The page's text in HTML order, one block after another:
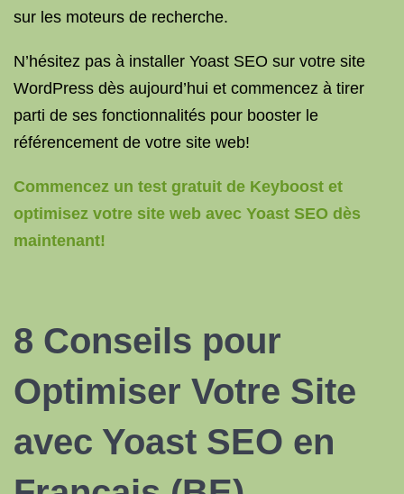
sur les moteurs de recherche.
N’hésitez pas à installer Yoast SEO sur votre site
WordPress dès aujourd’hui et commencez à tirer
parti de ses fonctionnalités pour booster le
référencement de votre site web!
Commencez un test gratuit de Keyboost et
optimisez votre site web avec Yoast SEO dès
maintenant!
8 Conseils pour
Optimiser Votre Site
avec Yoast SEO en